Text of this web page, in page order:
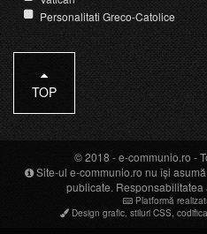
Personalitati Greco-Catolice
TOP
© 2018 -e-communio.ro -
Site-ul e-communio.ro nu își
publicate.
Platformă
Design grafic stiluri CSS